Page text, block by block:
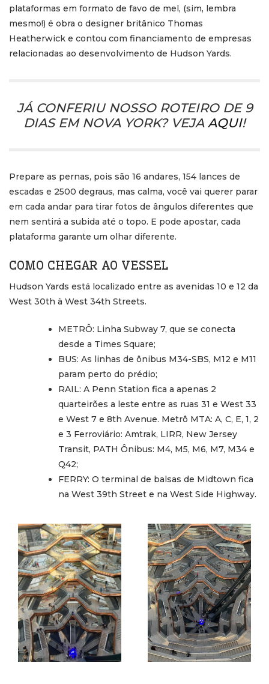
plataformas em formato de favo de mel, (sim, lembra
mesmo!) é obra o designer britânico Thomas
Heatherwick e contou com financiamento de empresas
relacionadas ao desenvolvimento de Hudson Yards.
JÁ CONFERIU NOSSO ROTEIRO DE 9
DIAS EM NOVA YORK? VEJA AQUI!
Prepare as pernas, pois são 16 andares, 154 lances de
escadas e 2500 degraus, mas calma, você vai querer parar
em cada andar para tirar fotos de ângulos diferentes que
nem sentirá a subida até o topo. E pode apostar, cada
plataforma garante um olhar diferente.
COMO CHEGAR AO VESSEL
Hudson Yards está localizado entre as avenidas 10 e 12 da
West 30th à West 34th Streets.
METRÔ: Linha Subway 7, que se conecta
desde a Times Square;
BUS: As linhas de ônibus M34-SBS, M12 e M11
param perto do prédio;
RAIL: A Penn Station fica a apenas 2
quarteirões a leste entre as ruas 31 e West 33
e West 7 e 8th Avenue. Metrô MTA: A, C, E, 1, 2
e 3 Ferroviário: Amtrak, LIRR, New Jersey
Transit, PATH Ônibus: M4, M5, M6, M7, M34 e
Q42;
FERRY: O terminal de balsas de Midtown fica
na West 39th Street e na West Side Highway.